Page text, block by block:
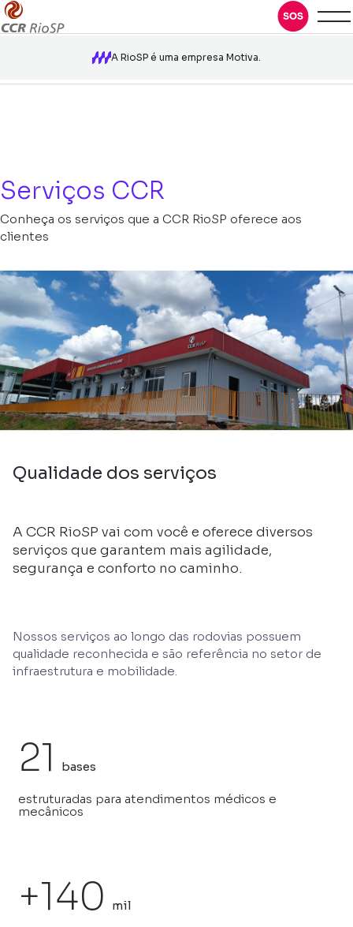
A RioSP é uma empresa Motiva.
Serviços CCR
Conheça os serviços que a CCR RioSP oferece aos
clientes
Qualidade dos serviços
A CCR RioSP vai com você e oferece diversos
serviços que garantem mais agilidade,
segurança e conforto no caminho.
Nossos serviços ao longo das rodovias possuem
qualidade reconhecida e são referência no setor de
infraestrutura e mobilidade.
21 bases
estruturadas para atendimentos médicos e
mecânicos
+140 mil